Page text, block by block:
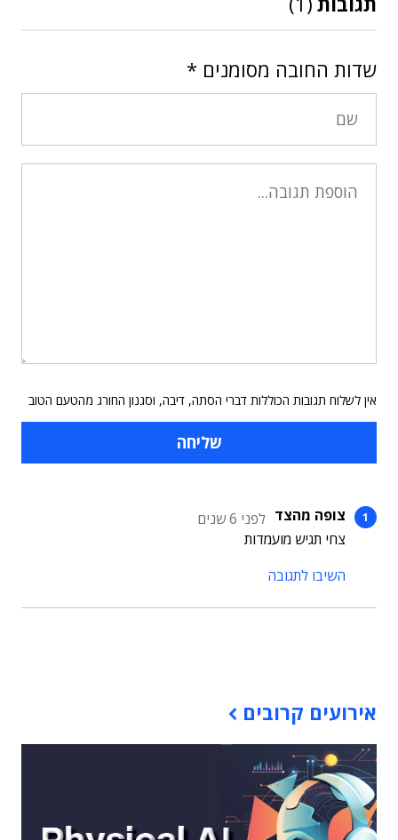
שדות החובה מסומנים *
אין לשלוח תגובות הכוללות דברי הסתה, דיבה, וסגנון החורג מהטעם הטוב
צופה מהצד לפני 6 שנים
צחי תגיש מועמדות
השיבו לתגובה
אירועים קרובים